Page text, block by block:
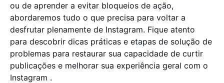
ou de aprender a evitar bloqueios de ação,
abordaremos tudo o que precisa para voltar a
desfrutar plenamente de Instagram. Fique atento
para descobrir dicas práticas e etapas de solução de
problemas para restaurar sua capacidade de curtir
publicações e melhorar sua experiência geral com o
Instagram .